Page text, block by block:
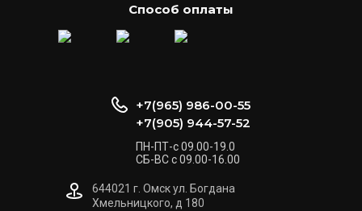
Способ оплаты
+7(965) 986-00-55
+7(905) 944-57-52
ПН-ПТ-с 09.00-19.0
СБ-ВС с 09.00-16.00
644021 г. Омск ул. Богдана
Хмельницкого, д 180